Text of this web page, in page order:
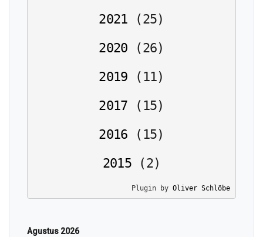
2021
(25)
2020
(26)
2019
( 11)
2017
( 15)
2016
( 15)
2015
(2)
Plugin by Oliver Schlöbe
Agustus 2026